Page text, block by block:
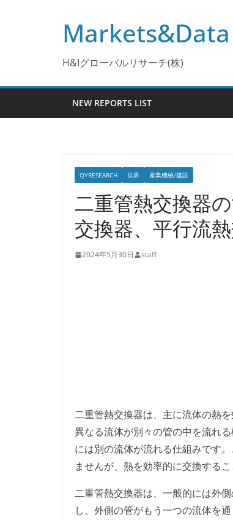
Markets&Data
H&Iグローバルリサーチ(株)
NEW REPORTS LIST
QYRESEARCH 世界 産業機械/建設
二重管熱交換器
交換器、平行流
2024年5月30日 staff
二重管熱交換器は、主に流体の熱
異なる流体が別々の管の中を流れ
には別の流体が流れる仕組みです
ませんが、熱を効率的に交換するこ
二重管熱交換器は、一般的には外
し、外側の管がもう一つの流体を